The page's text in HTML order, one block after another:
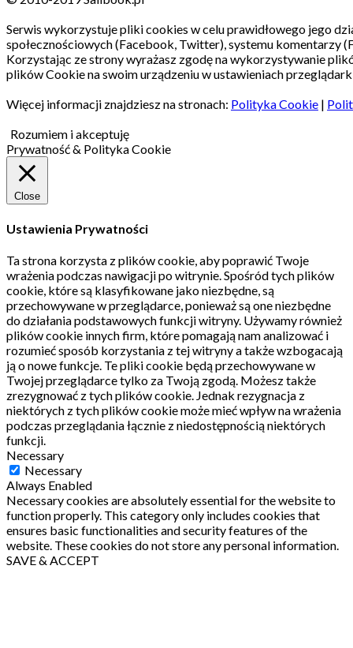
Serwis wykorzystuje pliki cookies w celu prawidłowego jego
społecznościowych (Facebook, Twitter), systemu komentarzy
Korzystając ze strony wyrażasz zgodę na wykorzystywanie
plików Cookie na swoim urządzeniu w ustawieniach
Więcej informacji znajdziesz na stronach: Polityka Cookie |
Rozumiem i akceptuję
Prywatność & Polityka Cookie
Close
Ustawienia Prywatności
Ta strona korzysta z plików cookie, aby poprawić Twoje
wrażenia podczas nawigacji po witrynie.Spośród tych plików
cookie, które są klasyfikowane jako niezbędne, są
przechowywane w przeglądarce, ponieważ są one niezbędne
do działania podstawowych funkcji witryny. Używamy również
plików cookie innych firm, które pomagają nam analizować i
rozumieć sposób korzystania z tej witryny a także wzbogacają
ją o nowe funkcje. Te pliki cookie będą przechowywane w
Twojej przeglądarce tylko za Twoją zgodą. Możesz także
zrezygnować z tych plików cookie. Jednak rezygnacja z
niektórych z tych plików cookie może mieć wpływ na wrażenia
podczas przeglądania łącznie z niedostępnością niektórych
funkcji.
Necessary
Necessary
Always Enabled
Necessary cookies are absolutely essential for the website to
function properly. This category only includes cookies that
ensures basic functionalities and security features of the
website. These cookies do not store any personal information.
SAVE & ACCEPT